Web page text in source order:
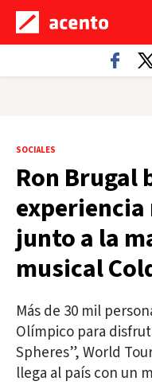
SOCIALES
Ron Brugal
junto a la
musical
Más de 30 mil
Olímpico para
Spheres”, World
llega al país con un